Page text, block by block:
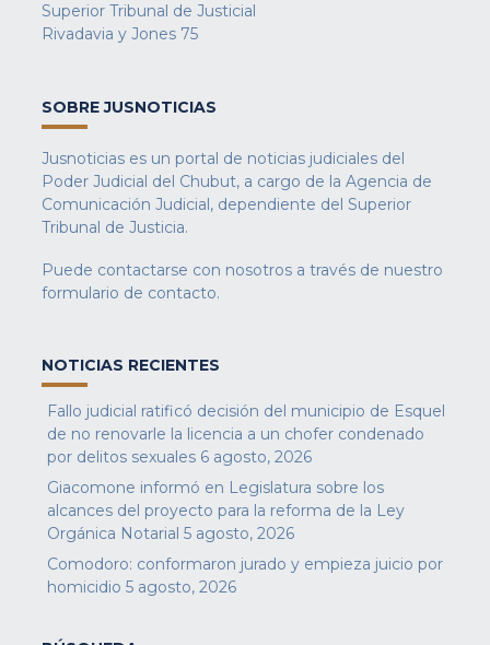
Superior Tribunal de Justicial
Rivadavia y Jones 75
SOBRE JUSNOTICIAS
Jusnoticias es un portal de noticias judiciales del
Poder Judicial del Chubut, a cargo de la Agencia de
Comunicación Judicial, dependiente del Superior
Tribunal de Justicia.
Puede contactarse con nosotros a través de nuestro
formulario de contacto.
NOTICIAS RECIENTES
Fallo judicial ratificó decisión del municipio de Esquel
de no renovarle la licencia a un chofer condenado
por delitos sexuales 6 agosto, 2026
Giacomone informó en Legislatura sobre los
alcances del proyecto para la reforma de la Ley
Orgánica Notarial 5 agosto, 2026
Comodoro: conformaron jurado y empieza juicio por
homicidio 5 agosto, 2026